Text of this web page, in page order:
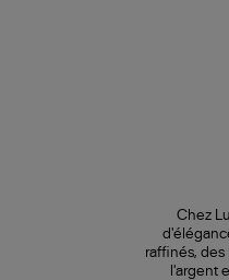
Chez
raffinés,
l'argent